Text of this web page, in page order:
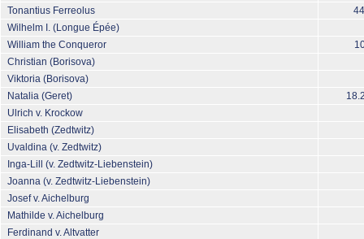
Tonantius Ferreolus
Wilhelm I. (Longue Épée)
William the Conqueror
Christian (Borisova)
Viktoria (Borisova)
Natalia (Geret)
Ulrich v. Krockow
Elisabeth (Zedtwitz)
Uvaldina (v. Zedtwitz)
Inga-Lill (v. Zedtwitz-Liebenstein)
Joanna (v. Zedtwitz-Liebenstein)
Josef v. Aichelburg
Mathilde v. Aichelburg
Ferdinand v. Altvatter